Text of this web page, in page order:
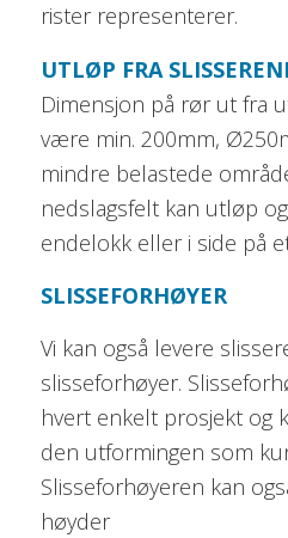
rister representerer.
UTLØP FRA
Dimensjon på rør ut fra
være min. 200mm,
mindre belastede
nedslagsfelt kan utløp
endelokk eller i side på
SLISSEFORHØYER
Vi kan også levere
slisseforhøyer.
hvert enkelt prosjekt og
den utformingen som
Slisseforhøyeren kan
høyder